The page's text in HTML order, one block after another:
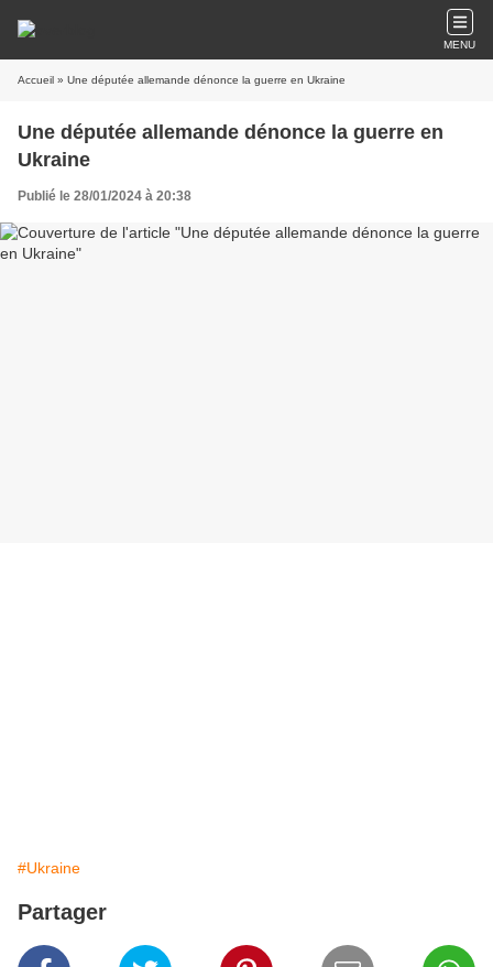
MENU
Accueil » Une députée allemande dénonce la guerre en Ukraine
Une députée allemande dénonce la guerre en
Ukraine
Publié le 28/01/2024 à 20:38
#Ukraine
Partager